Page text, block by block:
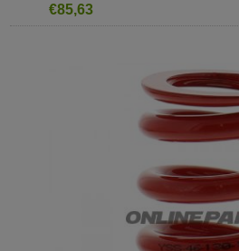
€85,63